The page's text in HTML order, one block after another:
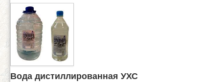
Вода дистиллированная УХС